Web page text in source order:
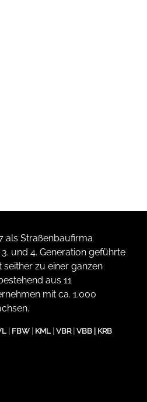
als Straßenbaufirma
und 4. Generation geführte
seither zu einer ganzen
aus 11
mit ca. 1.000
FBW KML VBR| VBB KRB